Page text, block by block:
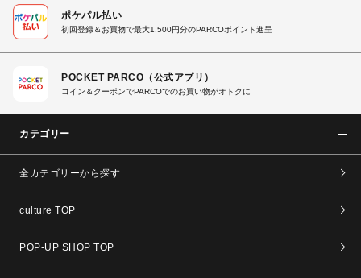
ポケパル払い
初回登録＆お買物で最大1,500円分のPARCOポイント進呈
POCKET PARCO（公式アプリ）
コイン＆クーポンでPARCOでのお買い物がオトクに
カテゴリー
全カテゴリーから探す
culture TOP
POP-UP SHOP TOP